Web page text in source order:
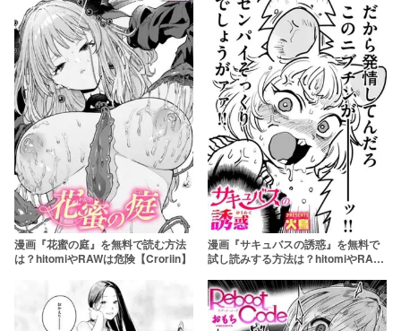
漫画『花蜜の庭』を無料で読む方法
は？hitomiやRAWは危険【Croriin】
漫画『サキュバスの誘惑』を無料で
試し読みする方法は？hitomiやRAW